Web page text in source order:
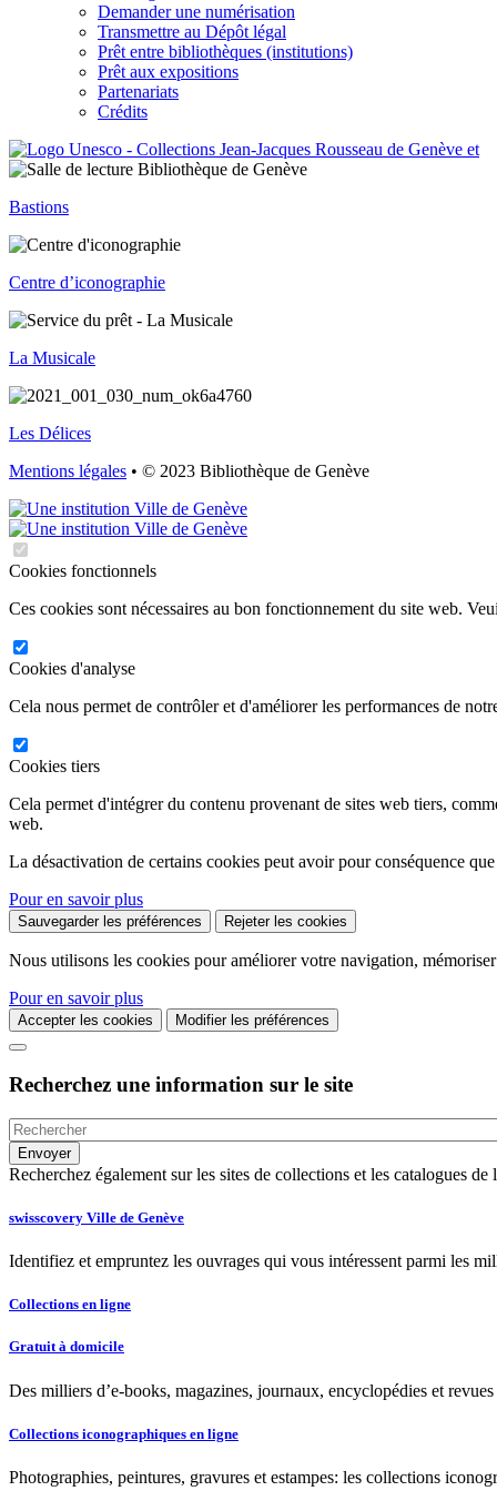
Demander une numérisation
Transmettre au Dépôt légal
Prêt entre bibliothèques (institutions)
Prêt aux expositions
Partenariats
Crédits
Bastions
Centre d’iconographie
La Musicale
Les Délices
Mentions légales • © 2023 Bibliothèque de Genève
Cookies fonctionnels
Ces cookies sont nécessaires au bon fonctionnement du site web.
Cookies d'analyse
Cela nous permet de contrôler et d'améliorer les performances de
Cookies tiers
Cela permet d'intégrer du contenu provenant de sites web tiers,
web.
La désactivation de certains cookies peut avoir pour conséquence
Pour en savoir plus
Sauvegarder les préférences Rejeter les cookies
Nous utilisons les cookies pour améliorer votre navigation,
Pour en savoir plus
Accepter les cookies Modifier les préférences
Recherchez une information sur le site
Recherchez également sur les sites de collections et les catalogues
swisscovery Ville de Genève
Identifiez et empruntez les ouvrages qui vous intéressent parmi les
Collections en ligne
Gratuit à domicile
Des milliers d’e-books, magazines, journaux, encyclopédies et
Collections iconographiques en ligne
Photographies, peintures, gravures et estampes: les collections